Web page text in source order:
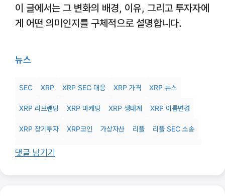
이 글에서는 그 변화의 배경, 이유, 그리고 투자자에
게 어떤 의미인지를 구체적으로 설명합니다.
뉴스
SEC XRP XRP SEC 대응 XRP 가격 XRP 뉴스
XRP 리브랜딩 XRP 마케팅 XRP 생태계 XRP 이름변경
XRP 장기투자 XRP코인 가상자산 리플 리플 SEC 소송
리플 XRP 차이
댓글 남기기